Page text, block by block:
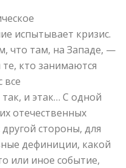
испытывает кризис.
что там, на Западе, —
кто занимаются
все
и этак… С одной
отечественных
стороны, для
дефиниции, какой
или иное событие,